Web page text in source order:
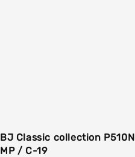
BJ Classic collection P510N
MP / C-19